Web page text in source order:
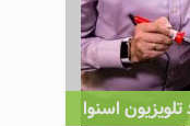
اسنوا